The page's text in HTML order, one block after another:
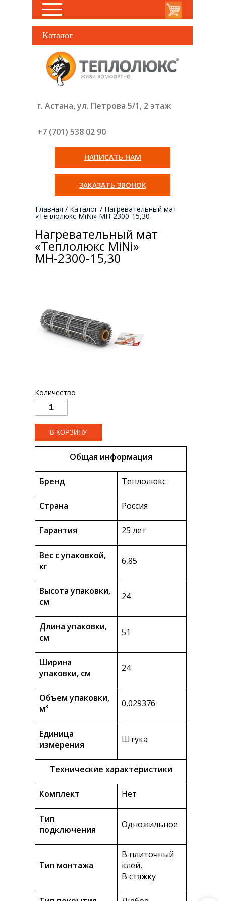
Каталог
г. Астана, ул. Петрова 5/1, 2 этаж
+7 (701) 538 02 90
НАПИСАТЬ НАМ
ЗАКАЗАТЬ ЗВОНОК
Главная / Каталог / Нагревательный мат
«Теплолюкс MiNi» МН-2300-15,30
Нагревательный мат
«Теплолюкс MiNi»
МН-2300-15,30
Количество
Общая информация
Бренд Теплолюкс
Страна Россия
Гарантия 25 лет
Вес с упаковкой,
кг
6,85
Высота упаковки,
см
24
Длина упаковки,
см
51
Ширина
упаковки, см
24
Объем упаковки,
м³
0,029376
Единица
измерения
Штука
Технические характеристики
Комплект Нет
Тип
подключения
Одножильное
Тип монтажа
В плиточный
клей,
В стяжку